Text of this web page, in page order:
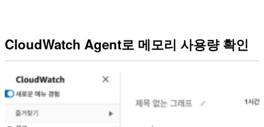
CloudWatch Agent로 메모리 사용량 확인